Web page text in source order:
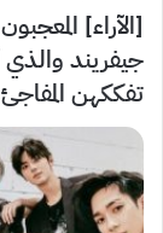
[الآراء]
جيفريند
تفككهن المفاجئ